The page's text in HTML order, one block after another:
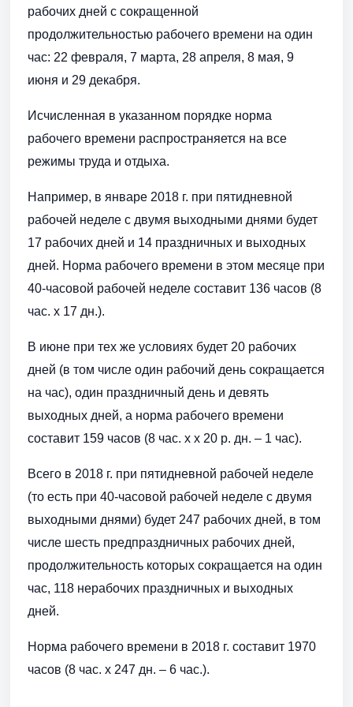
рабочих дней с сокращенной
продолжительностью рабочего времени на один
час: 22 февраля, 7 марта, 28 апреля, 8 мая, 9
июня и 29 декабря.
Исчисленная в указанном порядке норма
рабочего времени распространяется на все
режимы труда и отдыха.
Например, в январе 2018 г. при пятидневной
рабочей неделе с двумя выходными днями будет
17 рабочих дней и 14 праздничных и выходных
дней. Норма рабочего времени в этом месяце при
40-часовой рабочей неделе составит 136 часов (8
час. x 17 дн.).
В июне при тех же условиях будет 20 рабочих
дней (в том числе один рабочий день сокращается
на час), один праздничный день и девять
выходных дней, а норма рабочего времени
составит 159 часов (8 час. х х 20 р. дн. – 1 час).
Всего в 2018 г. при пятидневной рабочей неделе
(то есть при 40-часовой рабочей неделе с двумя
выходными днями) будет 247 рабочих дней, в том
числе шесть предпраздничных рабочих дней,
продолжительность которых сокращается на один
час, 118 нерабочих праздничных и выходных
дней.
Норма рабочего времени в 2018 г. составит 1970
часов (8 час. x 247 дн. – 6 час.).